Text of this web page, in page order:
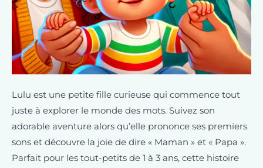
Lulu est une petite fille curieuse qui commence tout
juste à explorer le monde des mots. Suivez son
adorable aventure alors qu’elle prononce ses premiers
sons et découvre la joie de dire « Maman » et « Papa ».
Parfait pour les tout-petits de 1 à 3 ans, cette histoire